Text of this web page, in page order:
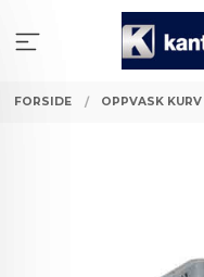
innholdet
FORSIDE OPPVASK KURV